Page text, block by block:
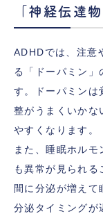
「神経伝達
ADHDでは、注意
る「ドーパミン」
す。ドーパミンは
整がうまくいかな
やすくなります。
また、睡眠ホル
も異常が見られ
間に分泌が増えて
分泌タイミングが